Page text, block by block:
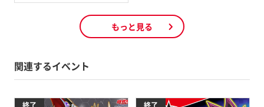
もっと見る
関連するイベント